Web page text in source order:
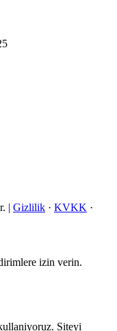
| Gizlilik · KVKK ·
izin verin.
Siteyi